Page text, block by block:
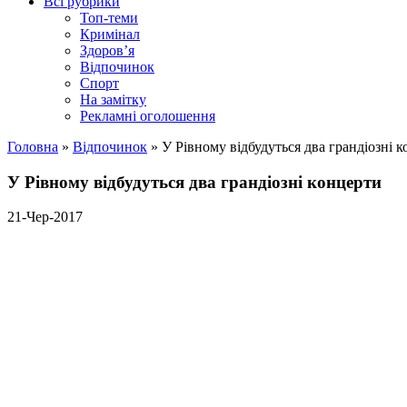
Топ-теми
Кримінал
Здоров’я
Відпочинок
Спорт
На замітку
Рекламні оголошення
Головна » Відпочинок » У Рівному відбудуться два грандіозні
У Рівному відбудуться два грандіозні концерти
21-Чер-2017